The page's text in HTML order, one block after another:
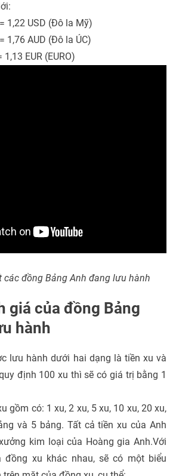
1,22 USD (Đô la Mỹ)
1,76 AUD (Đô la ÚC)
EUR (EURO)
các đồng Bảng Anh đang lưu hành
giá của đồng Bảng
hành
lưu hành dưới hai dạng là tiền xu và
định 100 xu thì sẽ có giá trị bằng 1
gồm có: 1 xu, 2 xu, 5 xu, 10 xu, 20 xu,
và 5 bảng. Tất cả tiền xu của Anh
kim loại của Hoàng gia Anh.Với
đồng xu khác nhau, sẽ có một biểu